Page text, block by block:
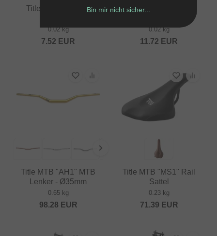
Title MTB "6 Logo"
0.02 kg
7.52 EUR
Title MTB "Form"
0.02 kg
11.72 EUR
Title MTB "AH1" MTB
Lenker - Ø35mm
0.65 kg
98.28 EUR
Title MTB "MS1" Rail
Sattel
0.23 kg
71.39 EUR
Bin mir nicht sicher...